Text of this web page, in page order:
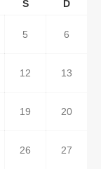
S D
5 6
12 13
19 20
26 27